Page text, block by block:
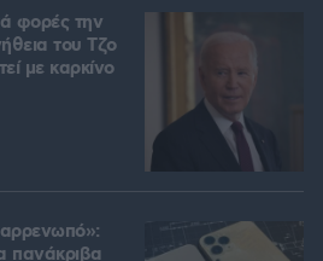
φορές την
του Τζο
με καρκίνο
αρρενωπό»:
πανάκριβα